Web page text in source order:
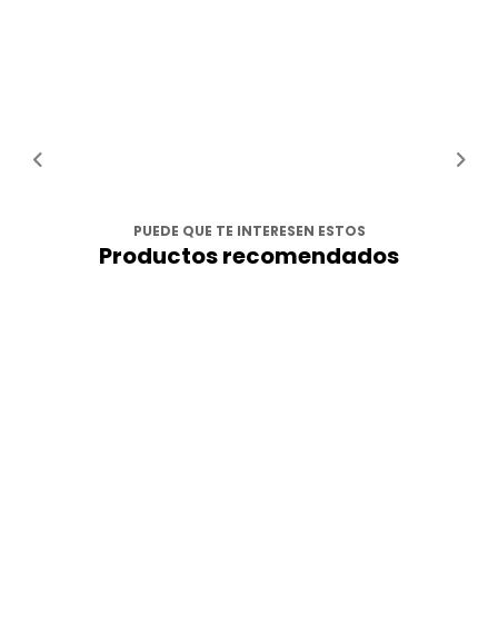
PUEDE QUE TE INTERESEN ESTOS
Productos recomendados